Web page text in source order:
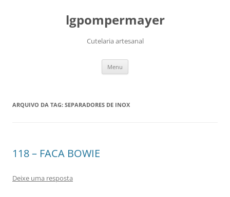
lgpompermayer
Cutelaria artesanal
Menu
ARQUIVO DA TAG: SEPARADORES DE INOX
118 – FACA BOWIE
Deixe uma resposta